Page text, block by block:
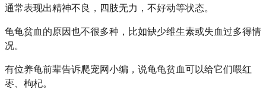
通常表现出精神不良，四肢无力，不好动等状态。
龟龟贫血的原因也不很多种，比如缺少维生素或失血过多得情
况。
有位养龟前辈告诉爬宠网小编，说龟龟贫血可以给它们喂红
枣、枸杞。